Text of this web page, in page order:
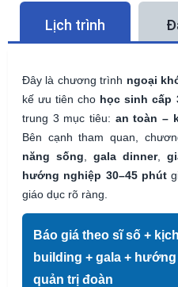
Lịch trình
Đây là chương trình ngoại
kế ưu tiên cho học sinh cấp
trung 3 mục tiêu: an toàn –
Bên cạnh tham quan,
năng sống
gala dinner,
hướng nghiệp 30–45 phút
giáo dục rõ ràng.
Báo giá theo sĩ số +
building + gala + hướng
quản trị đoàn